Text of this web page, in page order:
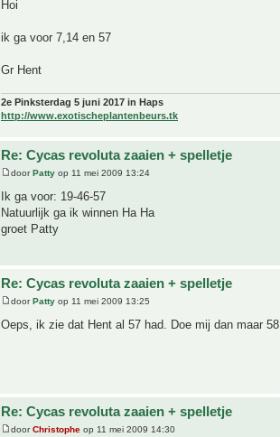
Hoi
ik ga voor 7,14 en 57
Gr Hent
2e Pinksterdag 5 juni 2017 in Haps
http://www.exotischeplantenbeurs.tk
Re: Cycas revoluta zaaien + spelletje
doorPatty op 11 mei 2009 13:24
Ik ga voor: 19-46-57
Natuurlijk ga ik winnen Ha Ha
groet Patty
Re: Cycas revoluta zaaien + spelletje
doorPatty op 11 mei 2009 13:25
Oeps, ik zie dat Hent al 57 had. Doe mij dan maar 58
Re: Cycas revoluta zaaien + spelletje
doorChristophe op 11 mei 2009 14:30